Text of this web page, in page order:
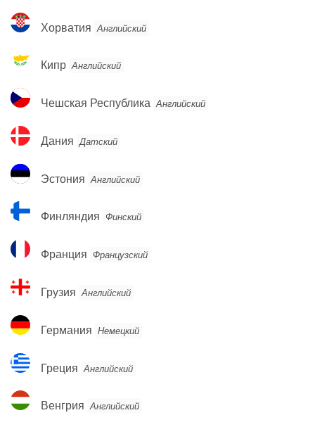
Хорватия
Хорватия Английский
Кипр
Кипр Английский
Чешская
Республика
Чешская Республика Английский
Дания
Дания Датский
Эстония
Эстония Английский
Финляндия
Финляндия Финский
Франция
Франция Французский
Грузия
Грузия Английский
Германия
Германия Немецкий
Греция
Греция Английский
Венгрия
Венгрия Английский